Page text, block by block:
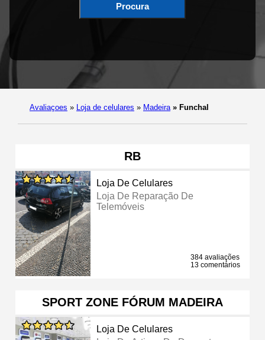
Procura
Avaliaçoes » Loja de celulares » Madeira » Funchal
RB
Loja De Celulares
Loja De Reparação De
Telemóveis
384 avaliações
13 comentários
SPORT ZONE FÓRUM MADEIRA
Loja De Celulares